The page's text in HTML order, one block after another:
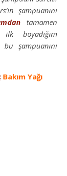
şampuanını
tamamen
boyadığım
şampuanını
Bakım Yağı